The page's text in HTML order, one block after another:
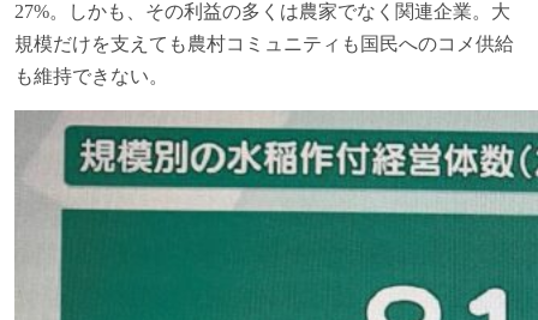
27%。しかも、その利益の多くは農家でなく関連企業。大
規模だけを支えても農村コミュニティも国民へのコメ供給
も維持できない。